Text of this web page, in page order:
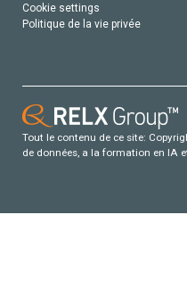
Cookie settings
Politique de la vie privée
Tout le contenu de ce site:
de données, a la formation en IA